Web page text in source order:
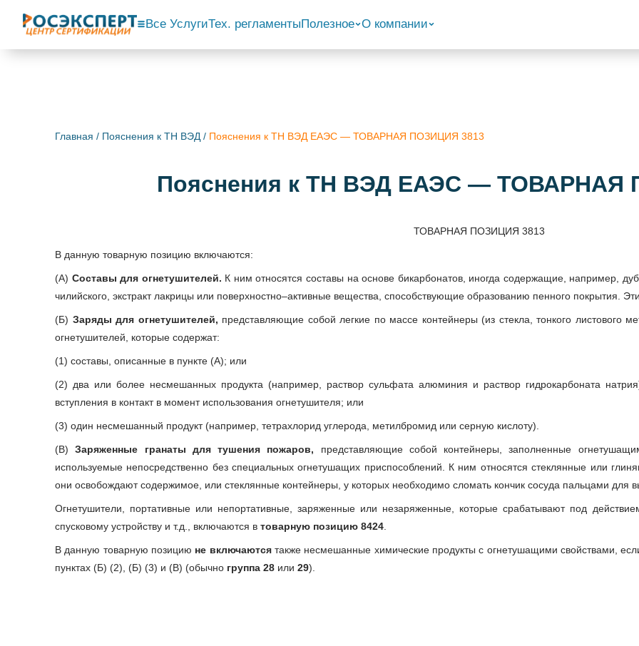
Все УслугиТех. регламенты Полезное О компании
Главная / Пояснения к ТН ВЭД / Пояснения к ТН ВЭД ЕАЭС — ТОВАРНАЯ ПОЗИЦИЯ 3813
Пояснения к ТН ВЭД ЕАЭС — ТОВАРНАЯ
ТОВАРНАЯ ПОЗИЦИЯ 3813
В данную товарную позицию включаются:
(А) Составы для огнетушителей. К ним относятся составы на основе бикарбонатов, иногда содержащие, например,
чилийского, экстракт лакрицы или поверхностно–активные вещества, способствующие образованию пенного покрытия.
(Б) Заряды для огнетушителей, представляющие собой легкие по массе контейнеры (из стекла, тонкого листового
огнетушителей, которые содержат:
(1) составы, описанные в пункте (А); или
(2) два или более несмешанных продукта (например, раствор сульфата алюминия и раствор гидрокарбоната
вступления в контакт в момент использования огнетушителя; или
(3) один несмешанный продукт (например, тетрахлорид углерода, метилбромид или серную кислоту).
(В)Заряженные гранаты для тушения пожаров, представляющие собой контейнеры, заполненные
используемые непосредственно без специальных огнетушащих приспособлений. К ним относятся стеклянные или
они освобождают содержимое, или стеклянные контейнеры, у которых необходимо сломать кончик сосуда пальцами для
Огнетушители, портативные или непортативные, заряженные или незаряженные, которые срабатывают под
спусковому устройству и т.д., включаются в товарную позицию 8424
В данную товарную позицию не включаютсятакже несмешанные химические продукты с огнетушащими свойствами,
пунктах (Б) (2), (Б) (3) и (В) (обычно группа 28 или 29).